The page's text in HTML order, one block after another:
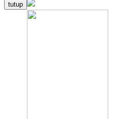
tutup